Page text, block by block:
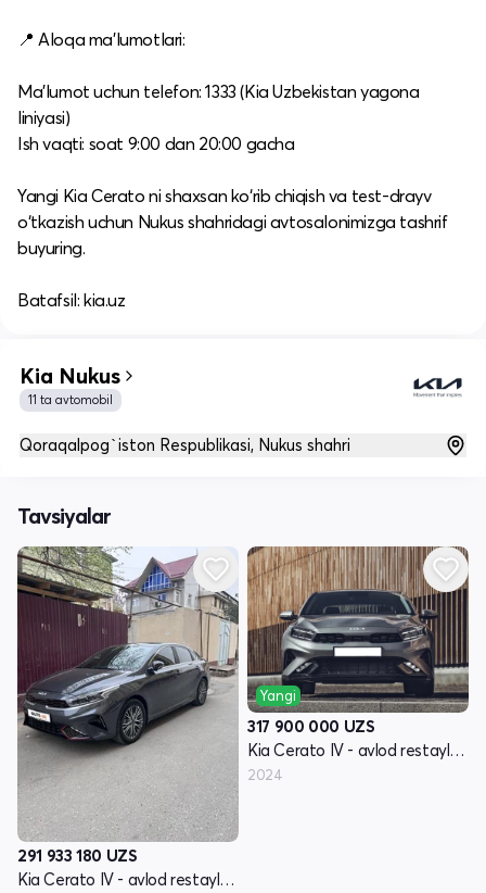
📍 Aloqa ma’lumotlari:
Ma’lumot uchun telefon: 1333 (Kia Uzbekistan yagona
liniyasi)
Ish vaqti: soat 9:00 dan 20:00 gacha​
Yangi Kia Cerato ni shaxsan ko‘rib chiqish va test-drayv
o‘tkazish uchun Nukus shahridagi avtosalonimizga tashrif
buyuring.​
Batafsil: kia.uz
Kia Nukus
11 ta avtomobil
Qoraqalpog`iston Respublikasi, Nukus shahri
Tavsiyalar
291 933 180 UZS
Kia Cerato IV - avlod restayling
Yangi
317 900 000 UZS
Kia Cerato IV - avlod restayling
2024